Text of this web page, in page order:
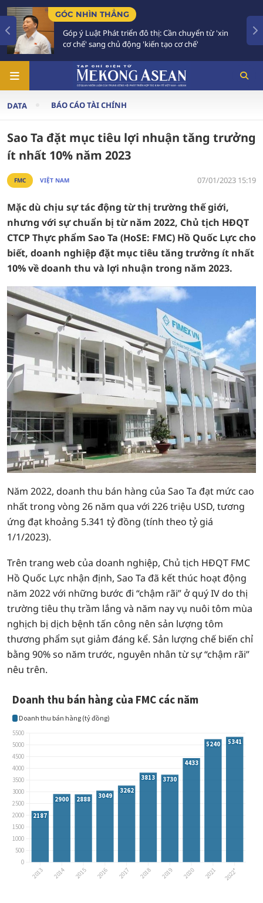
GÓC NHÌN THẲNG
Góp ý Luật Phát triển đô thị: Cần chuyển từ 'xin
cơ chế' sang chủ động 'kiến tạo cơ chế'
DATA BÁO CÁO TÀI CHÍNH
Sao Ta đặt mục tiêu lợi nhuận tăng trưởng
ít nhất 10% năm 2023
FMC VIỆT NAM 07/01/2023 15:19
Mặc dù chịu sự tác động từ thị trường thế giới,
nhưng với sự chuẩn bị từ năm 2022, Chủ tịch HĐQT
CTCP Thực phẩm Sao Ta (HoSE: FMC) Hồ Quốc Lực cho
biết, doanh nghiệp đặt mục tiêu tăng trưởng ít nhất
10% về doanh thu và lợi nhuận trong năm 2023.
Năm 2022, doanh thu bán hàng của Sao Ta đạt mức cao
nhất trong vòng 26 năm qua với 226 triệu USD, tương
ứng đạt khoảng 5.341 tỷ đồng (tính theo tỷ giá
1/1/2023).
Trên trang web của doanh nghiệp, Chủ tịch HĐQT FMC
Hồ Quốc Lực nhận định, Sao Ta đã kết thúc hoạt động
năm 2022 với những bước đi “chậm rãi” ở quý IV do thị
trường tiêu thụ trầm lắng và năm nay vụ nuôi tôm mùa
nghịch bị dịch bệnh tấn công nên sản lượng tôm
thương phẩm sụt giảm đáng kể. Sản lượng chế biến chỉ
bằng 90% so năm trước, nguyên nhân từ sự “chậm rãi”
nêu trên.